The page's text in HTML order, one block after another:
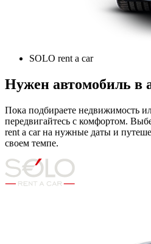
SOLO rent a car
Нужен автомобиль в
Пока подбираете недвижимость
передвигайтесь с комфортом.
rent a car на нужные даты и
своем темпе.